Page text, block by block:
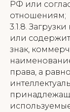
РФ или
отношениям;
3.1.8.
или
знак,
права, а